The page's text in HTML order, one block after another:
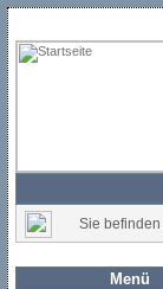
Sie
Menü